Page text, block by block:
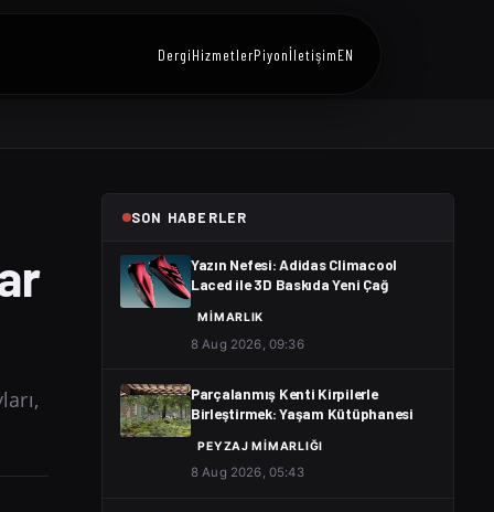
DergiHizmetlerPiyonİletişimEN
SON HABERLER
Yazın Nefesi: Adidas Climacool
Laced ile 3D Baskıda Yeni Çağ
MIMARLIK
8 Aug 2026, 09:36
Parçalanmış Kenti Kirpilerle
Birleştirmek: Yaşam Kütüphanesi
PEYZAJ MIMARLIĞI
8 Aug 2026, 05:43